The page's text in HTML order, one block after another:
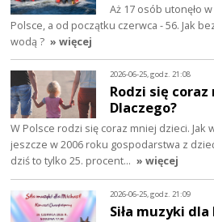
Aż 17 osób utonęło
Polsce, a od początku czerwca - 56. Jak
wodą ? » więcej
2026-06-25, godz. 21:08
Rodzi się
Dlaczego?
W Polsce rodzi się coraz mniej dzieci. Jak
jeszcze w 2006 roku gospodarstwa z
dziś to tylko 25. procent… » więcej
2026-06-25, godz. 21:09
Siła muzyki